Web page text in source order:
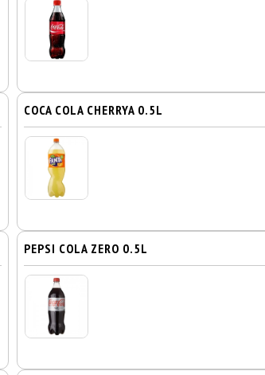
COCA COLA CHERRYA 0.5L
PEPSI COLA ZERO 0.5L